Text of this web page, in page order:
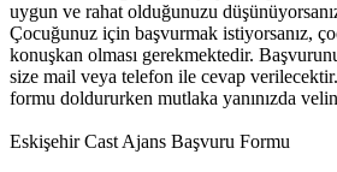
uygun ve rahat olduğunuzu
Çocuğunuz için başvurmak istiyorsanız,
konuşkan olması gerekmektedir.
size mail veya telefon ile cevap
formu doldururken mutlaka yanınızda
Eskişehir Cast Ajans Başvuru Formu